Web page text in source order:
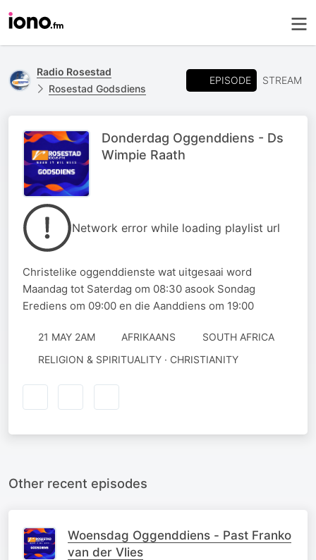
Radio Rosestad
Rosestad Godsdiens
EPISODE STREAM
Donderdag Oggenddiens - Ds
Wimpie Raath
Network error while loading playlist url
Christelike oggenddienste wat uitgesaai word
Maandag tot Saterdag om 08:30 asook Sondag
Erediens om 09:00 en die Aanddiens om 19:00
21 MAY 2AM AFRIKAANS
SOUTH AFRICA
RELIGION & SPIRITUALITY · CHRISTIANITY
Other recent episodes
Woensdag Oggenddiens - Past Franko
van der Vlies